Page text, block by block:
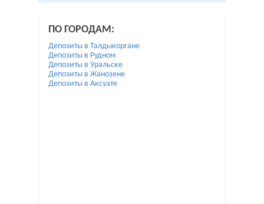
ПО ГОРОДАМ:
Депозиты в Талдыкоргане
Депозиты в Рудном
Депозиты в Уральске
Депозиты в Жанозене
Депозиты в Аксуате